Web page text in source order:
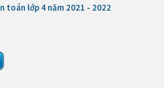
toán lớp 4 năm 2021 - 2022